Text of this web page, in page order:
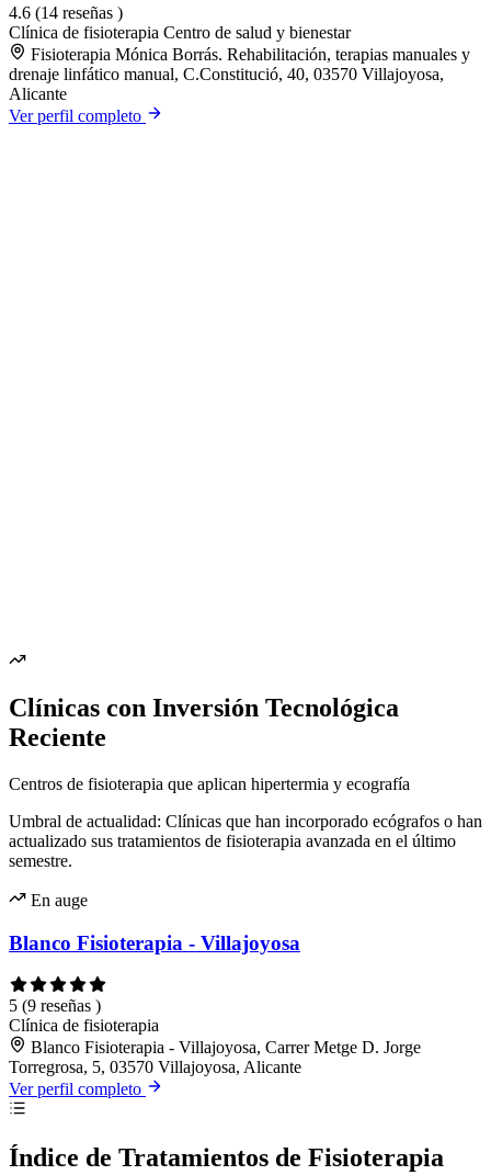
4.6 (14 reseñas )
Clínica de fisioterapia Centro de salud y bienestar
Fisioterapia Mónica Borrás. Rehabilitación, terapias manuales y
drenaje linfático manual, C.Constitució, 40, 03570 Villajoyosa,
Alicante
Ver perfil completo
Clínicas con Inversión Tecnológica
Reciente
Centros de fisioterapia que aplican hipertermia y ecografía
Umbral de actualidad: Clínicas que han incorporado ecógrafos o han
actualizado sus tratamientos de fisioterapia avanzada en el último
semestre.
En auge
Blanco Fisioterapia - Villajoyosa
5 (9 reseñas )
Clínica de fisioterapia
Blanco Fisioterapia - Villajoyosa, Carrer Metge D. Jorge
Torregrosa, 5, 03570 Villajoyosa, Alicante
Ver perfil completo
Índice de Tratamientos de Fisioterapia